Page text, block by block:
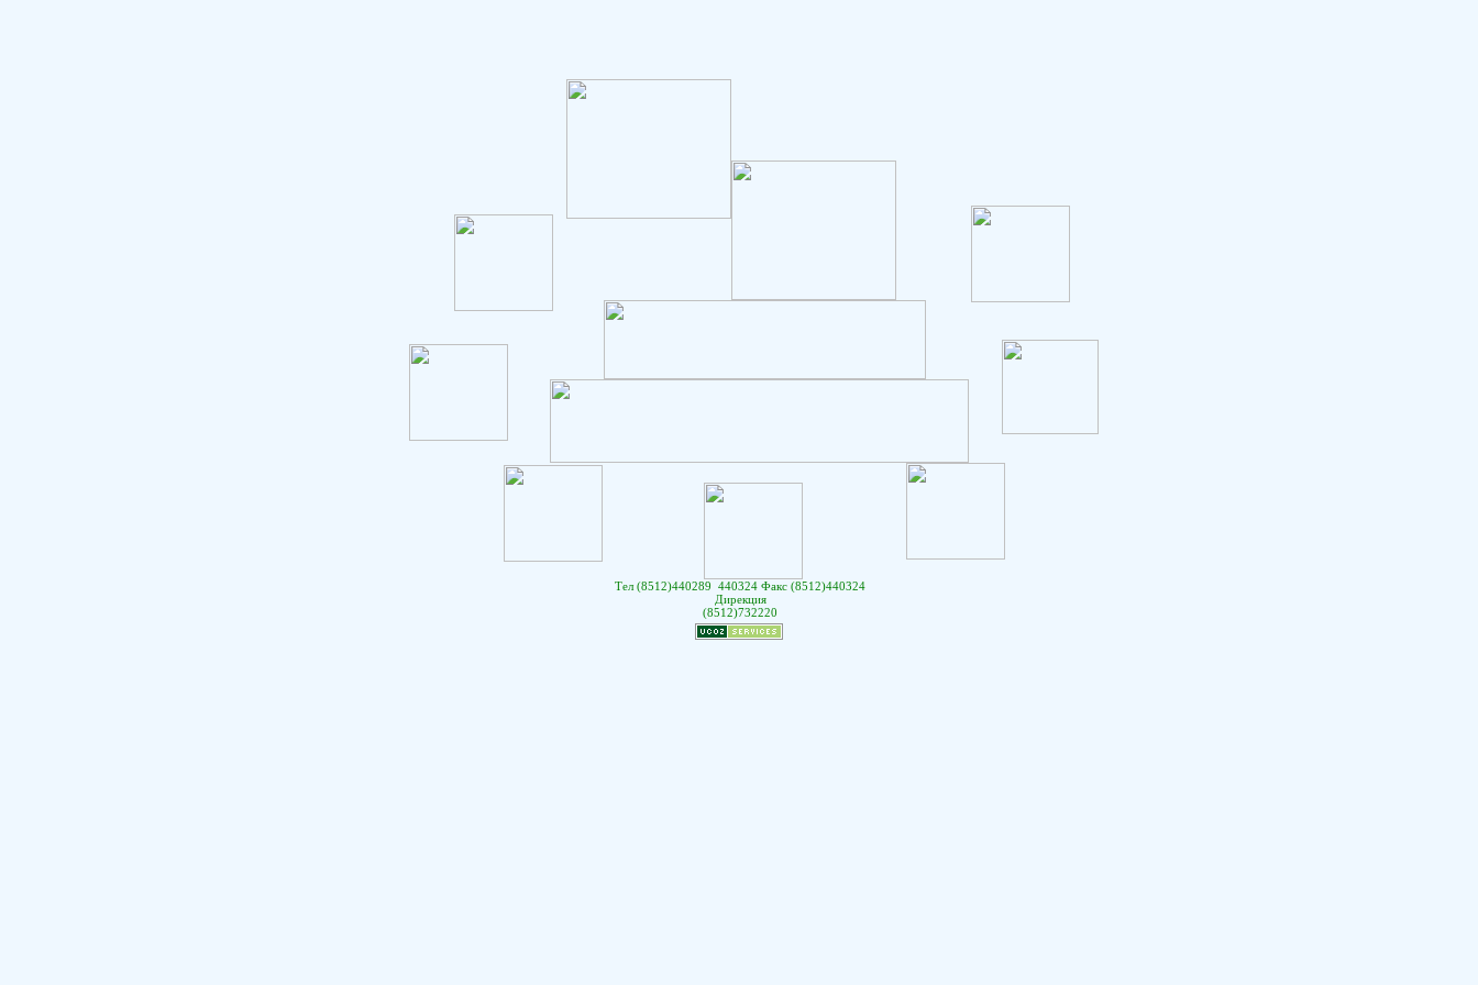
Тел (8512)440289 440324 Факс (8512)440324
Дирекция
(8512)732220